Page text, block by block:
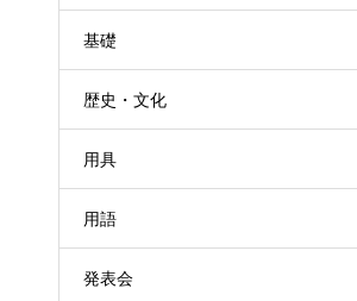
基礎
歴史・文化
用具
用語
発表会